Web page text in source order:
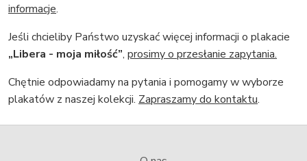
informacje.
Jeśli chcieliby Państwo uzyskać więcej informacji o plakacie
„Libera - moja miłość”, prosimy o przesłanie zapytania.
Chętnie odpowiadamy na pytania i pomogamy w wyborze
plakatów z naszej kolekcji. Zapraszamy do kontaktu.